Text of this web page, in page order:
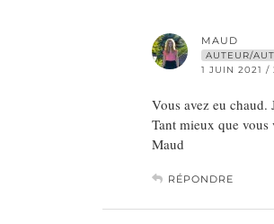
MAUD
AUTEUR/
1 JUIN 2021 /
Vous avez eu chaud.
Tant mieux que vous
Maud
RÉPONDRE